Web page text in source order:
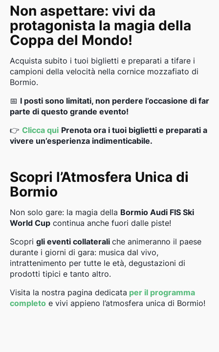
Non aspettare: vivi da
protagonista la magia della
Coppa del Mondo!
Acquista subito i tuoi biglietti e preparati a tifare i
campioni della velocità nella cornice mozzafiato di
Bormio.
📅 I posti sono limitati, non perdere l’occasione di far
parte di questo grande evento!
👉 Clicca qui Prenota ora i tuoi biglietti e preparati a
vivere un’esperienza indimenticabile.
Scopri l’Atmosfera Unica di
Bormio
Non solo gare: la magia della Bormio Audi FIS Ski
World Cup continua anche fuori dalle piste!
Scopri gli eventi collaterali che animeranno il paese
durante i giorni di gara: musica dal vivo,
intrattenimento per tutte le età, degustazioni di
prodotti tipici e tanto altro.
Visita la nostra pagina dedicata per il programma
completo e vivi appieno l’atmosfera unica di Bormio!